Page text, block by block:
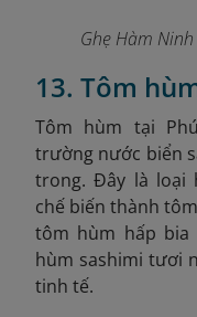
Ghẹ Hàm
13. Tôm
Tôm hùm tại
trường nước biển
trong. Đây là loại
chế biến thành
tôm hùm hấp bia
hùm sashimi tươi
tinh tế.